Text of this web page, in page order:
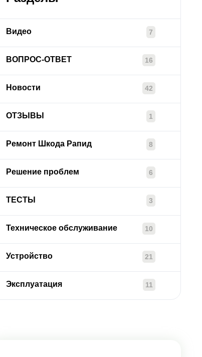
Видео 7
ВОПРОС-ОТВЕТ 16
Новости 42
ОТЗЫВЫ 1
Ремонт Шкода Рапид 8
Решение проблем 6
ТЕСТЫ 3
Техническое обслуживание 10
Устройство 21
Эксплуатация 11